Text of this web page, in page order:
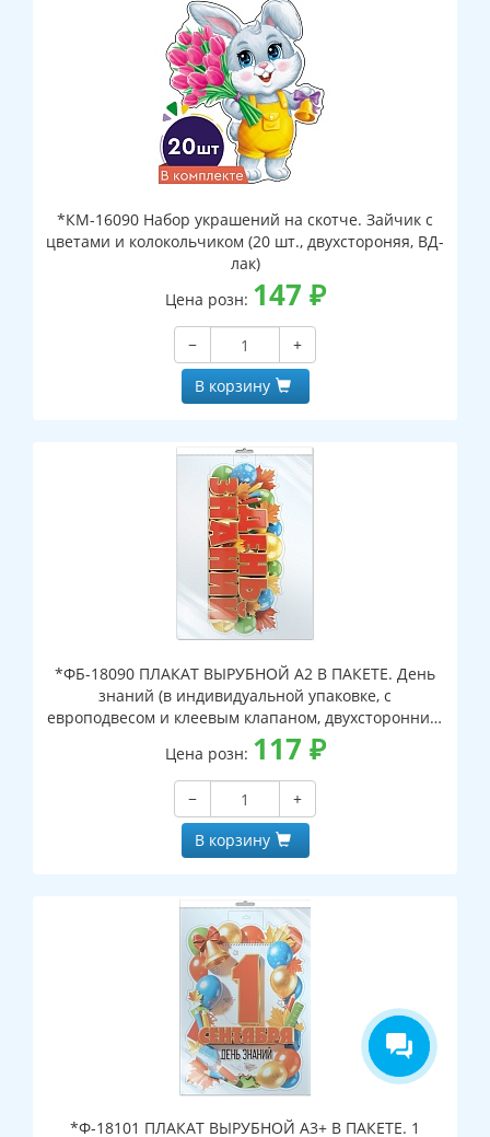
*КМ-16090 Набор украшений на скотче. Зайчик с
цветами и колокольчиком (20 шт., двухстороняя, ВД-
лак)
Цена розн: 147 ₽
−
+
В корзину
*ФБ-18090 ПЛАКАТ ВЫРУБНОЙ А2 В ПАКЕТЕ. День
знаний (в индивидуальной упаковке, с
европодвесом и клеевым клапаном, двухсторонний,
ВД-лак)
Цена розн: 117 ₽
−
+
В корзину
*Ф-18101 ПЛАКАТ ВЫРУБНОЙ А3+ В ПАКЕТЕ. 1